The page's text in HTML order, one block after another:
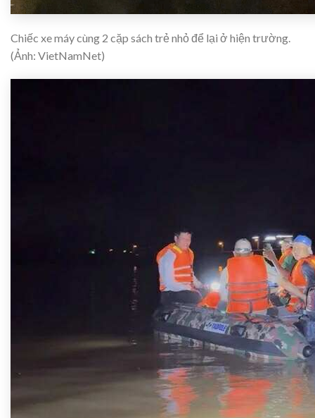
Chiếc xe máy cùng 2 cặp sách trẻ nhỏ để lại ở hiện trường.
(Ảnh: VietNamNet)